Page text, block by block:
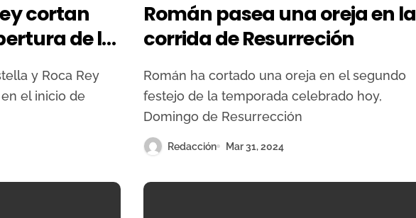
cortan
de la
el inicio de
Román pasea una oreja en la
corrida de Resurreción
Román ha cortado una oreja en el segundo
festejo de la temporada celebrado hoy,
Domingo de Resurrección
Redacción Mar 31, 2024